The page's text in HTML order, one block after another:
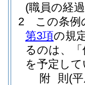
(職員の経
2
この条例
第3項の規
るのは、
を予定し
附 則 (